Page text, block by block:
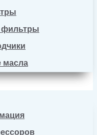
фильтры
масла